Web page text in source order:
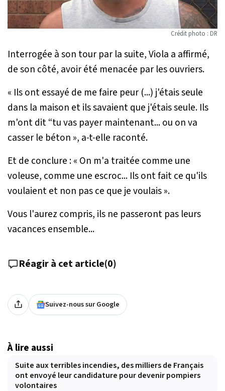
Crédit photo : DR
Interrogée à son tour par la suite, Viola a affirmé,
de son côté, avoir été menacée par les ouvriers.
« Ils ont essayé de me faire peur (...) j'étais seule
dans la maison et ils savaient que j'étais seule. Ils
m'ont dit “tu vas payer maintenant... ou on va
casser le béton », a-t-elle raconté.
Et de conclure : « On m'a traitée comme une
voleuse, comme une escroc... Ils ont fait ce qu'ils
voulaient et non pas ce que je voulais».
Vous l'aurez compris, ils ne passeront pas leurs
vacances ensemble...
Réagir à cet article(0)
Suivez-nous sur Google
À lire aussi
Suite aux terribles incendies, des milliers de Français
ont envoyé leur candidature pour devenir pompiers
volontaires